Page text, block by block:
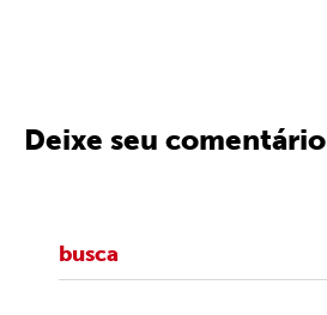
Deixe seu comentário